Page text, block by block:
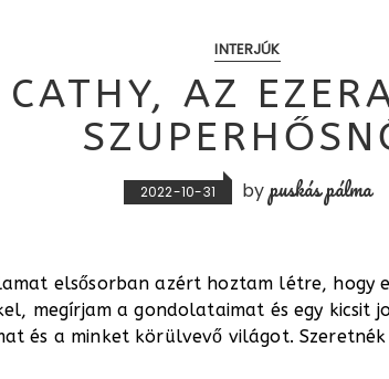
INTERJÚK
CATHY, AZ
2022-10-31 bypuskás pálma
elsősorban azért hoztam létre, hogy
megírjam a gondolataimat és egy kicsit
és a minket körülvevő világot.